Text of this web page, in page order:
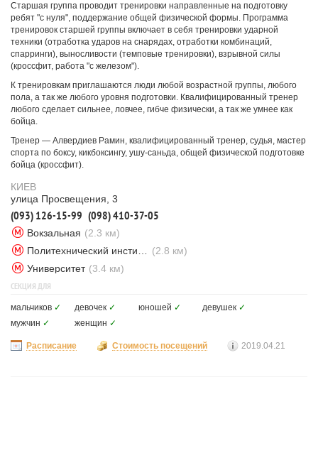
Старшая группа проводит тренировки направленные на подготовку
ребят "с нуля", поддержание общей физической формы. Программа
тренировок старшей группы включает в себя тренировки ударной
техники (отработка ударов на снарядах, отработки комбинаций,
спарринги), выносливости (темповые тренировки), взрывной силы
(кроссфит, работа "с железом").
К тренировкам приглашаются люди любой возрастной группы, любого
пола, а так же любого уровня подготовки. Квалифицированный тренер
любого сделает сильнее, ловчее, гибче физически, а так же умнее как
бойца.
Тренер — Алвердиев Рамин, квалифицированный тренер, судья, мастер
спорта по боксу, кикбоксингу, ушу-саньда, общей физической подготовке
бойца (кроссфит).
КИЕВ
улица Просвещения, 3
(093) 126-15-99 (098) 410-37-05
Вокзальная (2.3 км)
(2.8 км)
Университет (3.4 км)
СЕКЦИЯ ДЛЯ
мальчиков ✓ девочек ✓ юношей ✓ девушек ✓
мужчин ✓ женщин ✓
Расписание Стоимость посещений 2019.04.21